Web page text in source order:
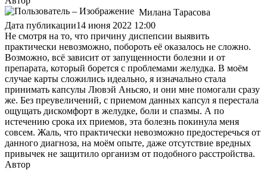
Милана Тарасова
Дата публикации14 июня 2022 12:00
Не смотря на то, что причину диспепсии выявить
практически невозможно, побороть её оказалось не сложно.
Возможно, всё зависит от запущенности болезни и от
препарата, который борется с проблемами желудка. В моём
случае карты сложились идеально, я изначально стала
принимать капсулы Лювэй Аньсяо, и они мне помогали сразу
же. Без преувеличений, с приемом данных капсул я перестала
ощущать дискомфорт в желудке, боли и спазмы. А по
истечению срока их приемов, эта болезнь покинула меня
совсем. Жаль, что практически невозможно предостеречься от
данного диагноза, на моём опыте, даже отсутствие вредных
привычек не защитило организм от подобного расстройства.
Автор